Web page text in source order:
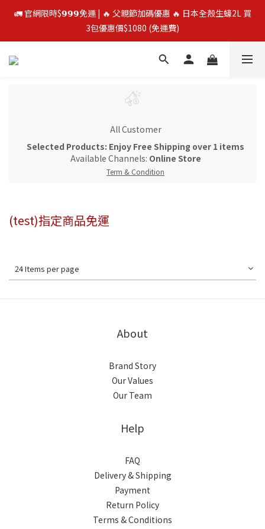
🚛 官網限時$𝟵𝟵𝟵免運 | 🔥 父親節加碼優惠 🔥 日本全殼生蠔2L 買
3包優惠價$1080 (免運費)
🚛 官網限時$𝟵𝟵𝟵免運 | 🔥 父親節加碼優惠 🔥 日本全殼生蠔2L 買
3包優惠價$1080 (免運費)
⭐️ 買二送一 ⭐️  冷凍榴槤❄️ 越南干堯/貓山王/金枕頭榴槤 單盒最低
🔥 父親節優惠殺 🔥 挪威鮭魚片4包$888
3包優惠價$1080 (免運費)
All Customer
Selected Products: Enjoy Free Shipping over 1 items
Available Channels: Online Store
Term & Condition
(test)指定商品免運
24 Items per page
About
Brand Story
Our Values
Our Team
Help
FAQ
Delivery & Shipping
Payment
Return Policy
Terms & Conditions